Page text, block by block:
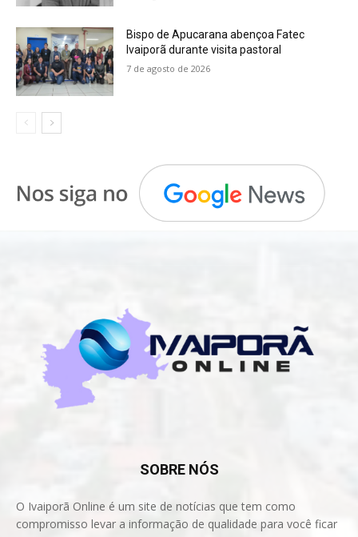
Bispo de Apucarana abençoa Fatec
Ivaiporã durante visita pastoral
7 de agosto de 2026
SOBRE NÓS
O Ivaiporã Online é um site de notícias que tem como
compromisso levar a informação de qualidade para você ficar